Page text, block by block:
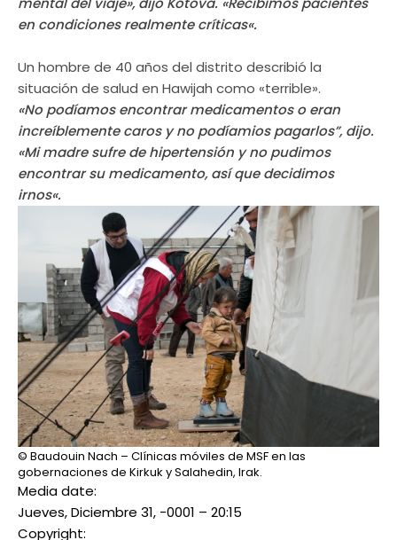
en condiciones realmente críticas«.
Un hombre de 40 años del distrito describió la
situación de salud en Hawijah como «terrible».
«No podíamos encontrar medicamentos o eran
increíblemente caros y no podíamios pagarlos”, dijo.
«Mi madre sufre de hipertensión y no pudimos
encontrar su medicamento, así que decidimos
irnos«.
© Baudouin Nach – Clínicas móviles de MSF en las
gobernaciones de Kirkuk y Salahedin, Irak.
Media date:
Jueves, Diciembre 31, -0001 – 20:15
Copyright: